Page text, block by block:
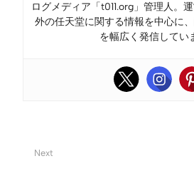
ログメディア「t011.org」管理人。
外の任天堂に関する情報を中心に
を幅広く発信してい
Next